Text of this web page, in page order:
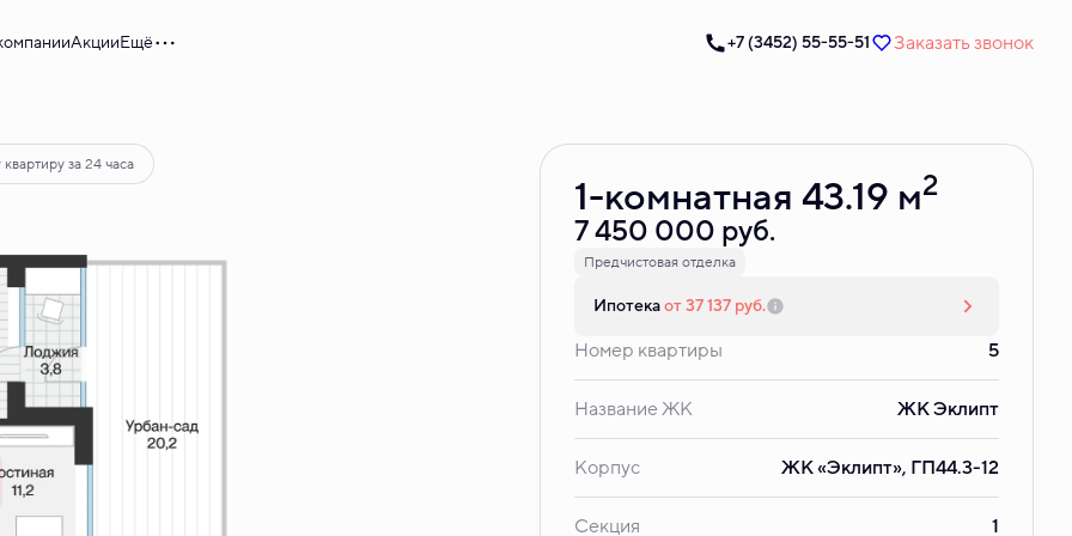
АкцииЕщё +7 (3452) 55-55-51 Заказать звонок
137 руб. Забронировать
за 24 часа
1-комнатная 43.19 м2
7 450 000 руб.
Предчистовая отделка
Ипотекаот 37 137 руб.
Номер квартиры 5
Название ЖК ЖК Эклипт
Корпус ЖК «Эклипт», ГП44.3-12
Секция 1